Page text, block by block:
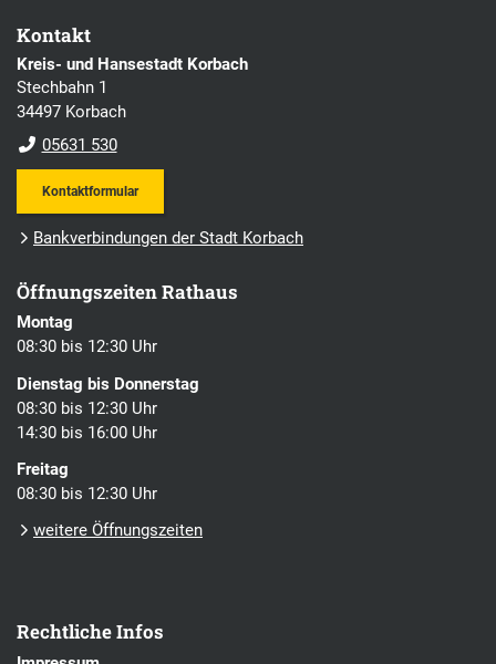
Kontakt
Kreis- und Hansestadt Korbach
Stechbahn 1
34497 Korbach
05631 530
Kontaktformular
Bankverbindungen der Stadt Korbach
Öffnungszeiten Rathaus
Montag
08:30 bis 12:30 Uhr
Dienstag bis Donnerstag
08:30 bis 12:30 Uhr
14:30 bis 16:00 Uhr
Freitag
08:30 bis 12:30 Uhr
weitere Öffnungszeiten
Rechtliche Infos